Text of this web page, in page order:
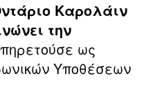
Καρολάιν
την
ως
Υποθέσεων